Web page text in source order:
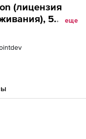
(лицензия
5
еще